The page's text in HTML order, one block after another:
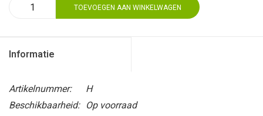
TOEVOEGEN AAN WINKELWAGEN
Informatie
Artikelnummer:
H
Beschikbaarheid:
Op voorraad